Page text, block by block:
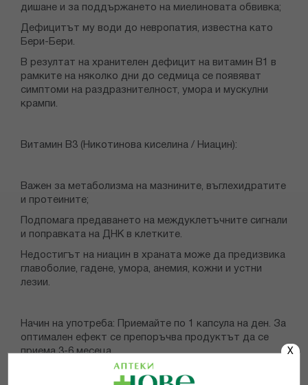
X
дишане и за поддържането на миелиновата обвивка;
Дефицитът му води до невропатия, известна като
Бери-Бери.
В резултат на хранителен дефицит на витамин В1 в
рамките на няколко дни до седмица се появяват
симптоми на раздразнителност, умора и мускулни
крампи.
Витамин B3 (Никотинова киселина / Ниацин):
Важен за метаболизма на мазнините, въглехидратите
и протеините;
Подпомага предаването на междуклетъчните сигнали
и поправката на ДНК в клетките.
Недостигът на ниацин в храната може да предизвика
главоболие, гадене, умора, анемия, кожни и устни
лезии.
Начин на употреба: Приемайте по 1 капсула на ден. За
оптимален ефект се препоръчва продуктът да се
приема 3-6 месеца.